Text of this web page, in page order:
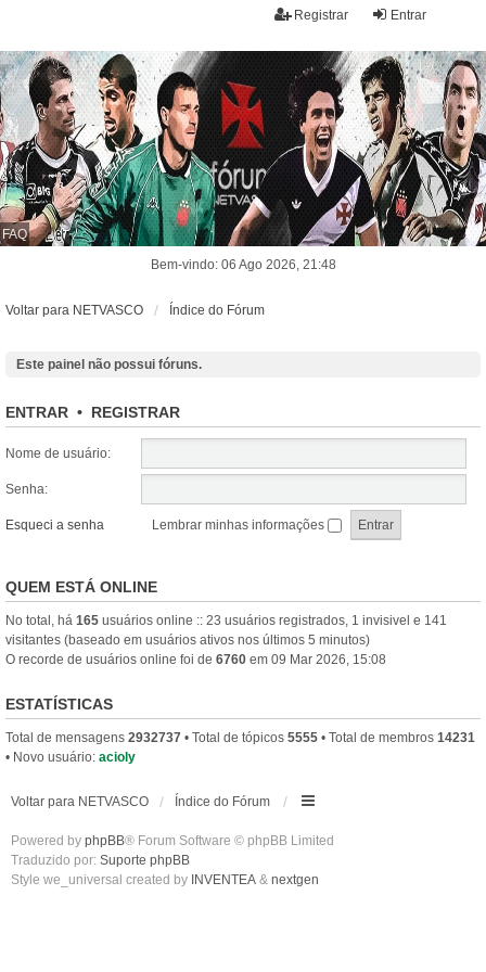
Entrar
Registrar
FAQ
Bem-vindo: 06 Ago 2026, 21:48
Voltar para NETVASCO Índice do Fórum
Este painel não possui fóruns.
ENTRAR • REGISTRAR
Nome de usuário:
Senha:
Esqueci a senha Lembrar minhas informações
QUEM ESTÁ ONLINE
No total, há 165 usuários online :: 23 usuários registrados, 1 invisivel e 141
visitantes (baseado em usuários ativos nos últimos 5 minutos)
O recorde de usuários online foi de 6760 em 09 Mar 2026, 15:08
ESTATÍSTICAS
Total de mensagens 2932737 • Total de tópicos 5555 • Total de membros 14231
• Novo usuário: acioly
Voltar para NETVASCO Índice do Fórum
Powered by phpBB® Forum Software © phpBB Limited
Traduzido por: Suporte phpBB
Style we_universal created by INVENTEA & nextgen